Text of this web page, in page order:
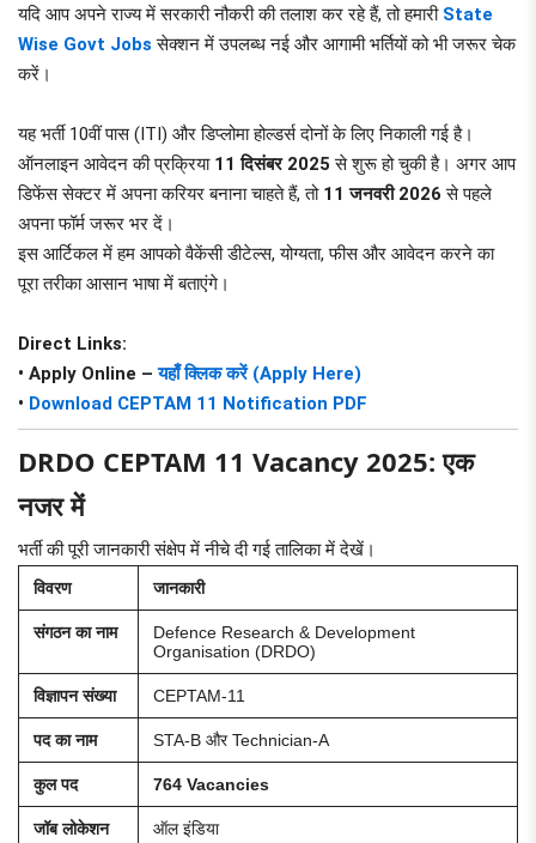
यदि आप अपने राज्य में सरकारी नौकरी की तलाश कर रहे हैं, तो हमारी State
Wise Govt Jobs सेक्शन में उपलब्ध नई और आगामी भर्तियों को भी जरूर चेक
करें।
यह भर्ती 10वीं पास (ITI) और डिप्लोमा होल्डर्स दोनों के लिए निकाली गई है।
ऑनलाइन आवेदन की प्रक्रिया 11 दिसंबर 2025 से शुरू हो चुकी है। अगर आप
डिफेंस सेक्टर में अपना करियर बनाना चाहते हैं, तो 11 जनवरी 2026 से पहले
अपना फॉर्म जरूर भर दें।
इस आर्टिकल में हम आपको वैकेंसी डीटेल्स, योग्यता, फीस और आवेदन करने का
पूरा तरीका आसान भाषा में बताएंगे।
Direct Links:
• Apply Online –यहाँ क्लिक करें (Apply Here)
• Download CEPTAM 11 Notification PDF
DRDO CEPTAM 11 Vacancy 2025: एक
नजर में
भर्ती की पूरी जानकारी संक्षेप में नीचे दी गई तालिका में देखें।
विवरण जानकारी
संगठन का नाम
Defence Research & Development
Organisation (DRDO)
विज्ञापन संख्या CEPTAM-11
पद का नाम STA-B और Technician-A
कुल पद 764 Vacancies
जॉब लोकेशन ऑल इंडिया